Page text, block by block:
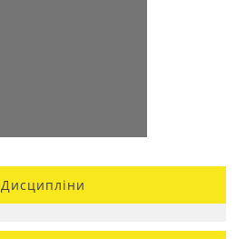
Дисципліни